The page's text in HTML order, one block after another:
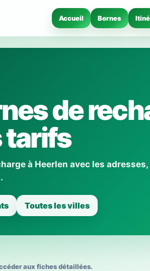
Accueil Bornes
de
tarifs
à Heerlen avec les
Toutes les villes
aux fiches détaillées.